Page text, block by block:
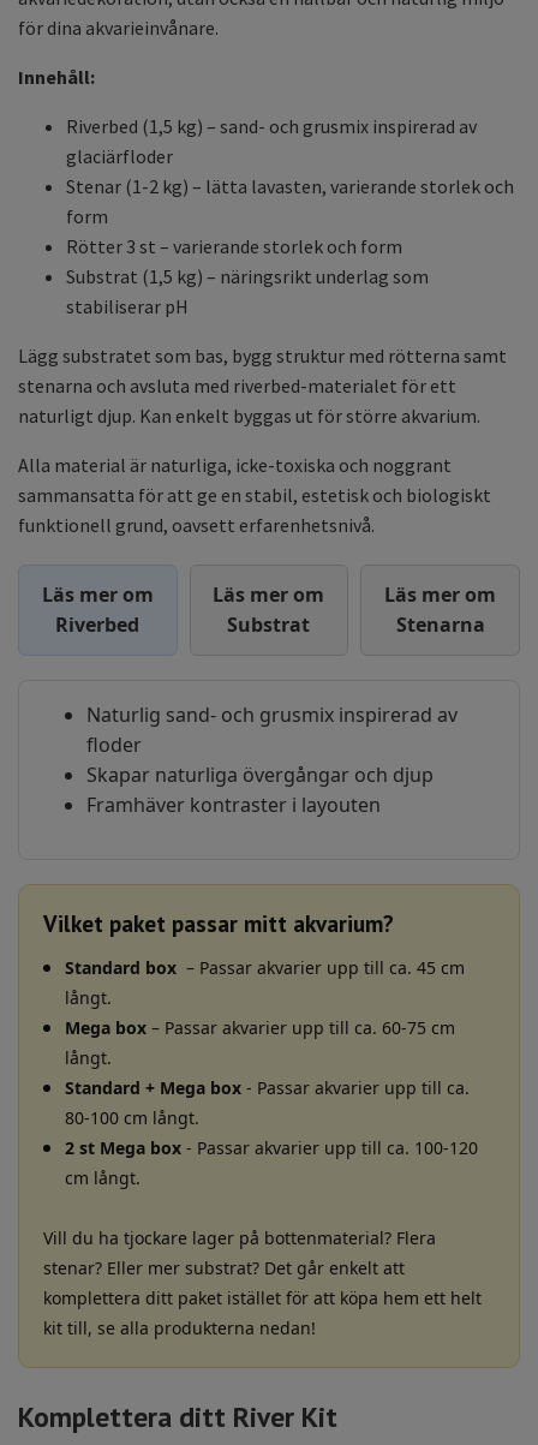
för dina akvarieinvånare.
Innehåll:
Riverbed (1,5 kg) – sand- och grusmix inspirerad av
glaciärfloder
Stenar (1-2 kg) – lätta lavasten, varierande storlek och
form
Rötter 3 st – varierande storlek och form
Substrat (1,5 kg) – näringsrikt underlag som
stabiliserar pH
Lägg substratet som bas, bygg struktur med rötterna samt
stenarna och avsluta med riverbed-materialet för ett
naturligt djup. Kan enkelt byggas ut för större akvarium.
Alla material är naturliga, icke-toxiska och noggrant
sammansatta för att ge en stabil, estetisk och biologiskt
funktionell grund, oavsett erfarenhetsnivå.
Läs mer om
Riverbed
Läs mer om
Substrat
Läs mer om
Stenarna
Naturlig sand- och grusmix inspirerad av
floder
Skapar naturliga övergångar och djup
Framhäver kontraster i layouten
Vilket paket passar mitt akvarium?
Standard box – Passar akvarier upp till ca. 45 cm
långt.
Mega box – Passar akvarier upp till ca. 60-75 cm
långt.
Standard + Mega box - Passar akvarier upp till ca.
80-100 cm långt.
2 st Mega box - Passar akvarier upp till ca. 100-120
cm långt.
Vill du ha tjockare lager på bottenmaterial? Flera
stenar? Eller mer substrat? Det går enkelt att
komplettera ditt paket istället för att köpa hem ett helt
kit till, se alla produkterna nedan!
Komplettera ditt River Kit